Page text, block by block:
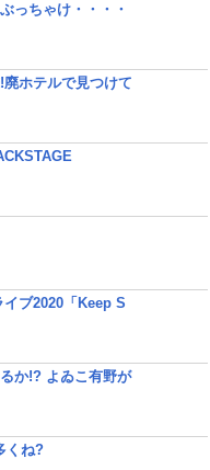
っちゃけ・・・・
ホテルで見つけて
ブ2020「Keep S
か!? よゐこ有野が
くね?